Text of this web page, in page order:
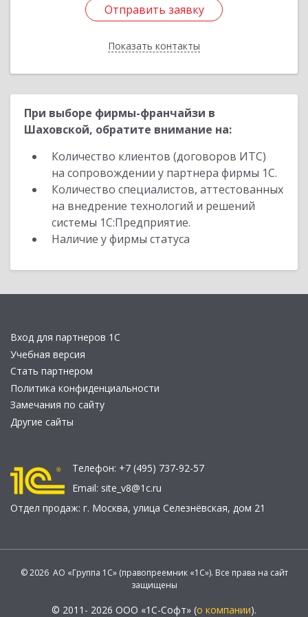
Отправить заявку
Показать контакты
Отправить заявку
Назад
При выборе фирмы-франчайзи в
Шаховской, обратите внимание на:
Количество клиентов (договоров ИТС)
на сопровождении у партнера фирмы 1С.
Количество специалистов, аттестованных
на внедрение технологий и решений
системы 1С:Предприятие.
Наличие у фирмы статуса
Вход для партнеров 1С
Учебная версия
Стать партнером
Политика конфиденциальности
Замечания по сайту
Другие сайты
Телефон: +7 (495) 737-92-57
Email: site_v8@1c.ru
Отдел продаж: г. Москва, улица Селезнёвская, дом 21
© 2026 АО «Группа 1С» (правопреемник «1С»). Все права на сайт
защищены
© 2011- 2026 ООО «1С-Софт» (о компании).